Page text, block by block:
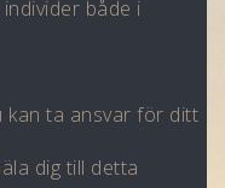
både i
kan ta ansvar för ditt
dig till detta